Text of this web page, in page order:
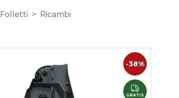
Folletti > Ricambi
-38%
GRATIS